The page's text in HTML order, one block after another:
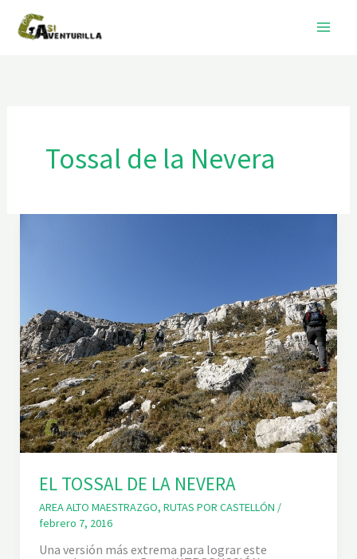
contenido
Tossal de la Nevera
EL TOSSAL DE LA NEVERA
AREA ALTO MAESTRAZGO, RUTAS POR CASTELLÓN /
febrero 7, 2016
Una versión más extrema para lograr este